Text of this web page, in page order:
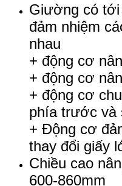
Giường có
đảm nhiệm
nhau
+ động cơ
+ động cơ
+ động cơ
phía trước và
+ Động cơ
thay đổi giấy
Chiều cao
600-860mm